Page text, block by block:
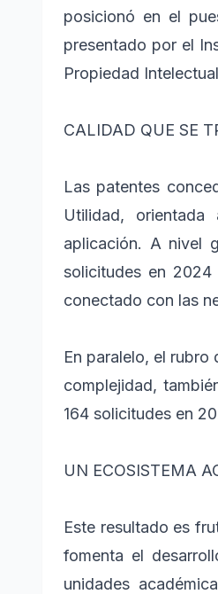
posicionó en el
presentado por el
Propiedad
CALIDAD QUE SE
Las patentes
Utilidad,
aplicación. A nivel
solicitudes en
conectado con las
En paralelo, el
complejidad,
164 solicitudes en
UN ECOSISTEMA
Este resultado es
fomenta el
unidades